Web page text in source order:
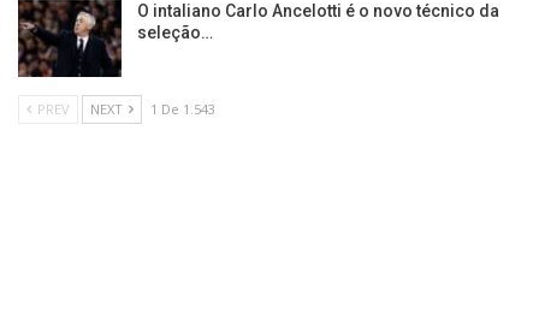
O intaliano Carlo Ancelotti é o novo técnico da
seleção…
PREV NEXT 1 De 1.543